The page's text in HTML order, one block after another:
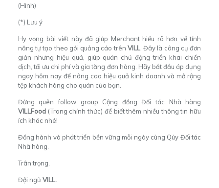
(Hình)
(*) Lưu ý
Hy vọng bài viết này đã giúp Merchant hiểu rõ hơn về tính
năng tự tạo theo gói quảng cáo trên VILL. Đây là công cụ đơn
giản nhưng hiệu quả, giúp quán chủ động triển khai chiến
dịch, tối ưu chi phí và gia tăng đơn hàng. Hãy bắt đầu áp dụng
ngay hôm nay để nâng cao hiệu quả kinh doanh và mở rộng
tệp khách hàng cho quán của bạn.
Đừng quên follow group Cộng đồng Đối tác Nhà hàng
VILLFood (Trang chính thức) để biết thêm nhiều thông tin hữu
ích khác nhé!
Đồng hành và phát triển bền vững mỗi ngày cùng Qúy Đối tác
Nhà hàng.
Trân trọng,
Đội ngũ VILL.